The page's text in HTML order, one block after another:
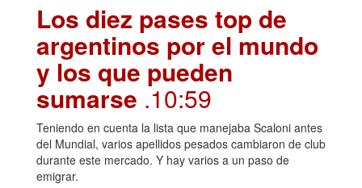
Los diez pases top de
argentinos por el mundo
y los que pueden
sumarse .10:59
Teniendo en cuenta la lista que manejaba Scaloni antes
del Mundial, varios apellidos pesados cambiaron de club
durante este mercado. Y hay varios a un paso de
emigrar.